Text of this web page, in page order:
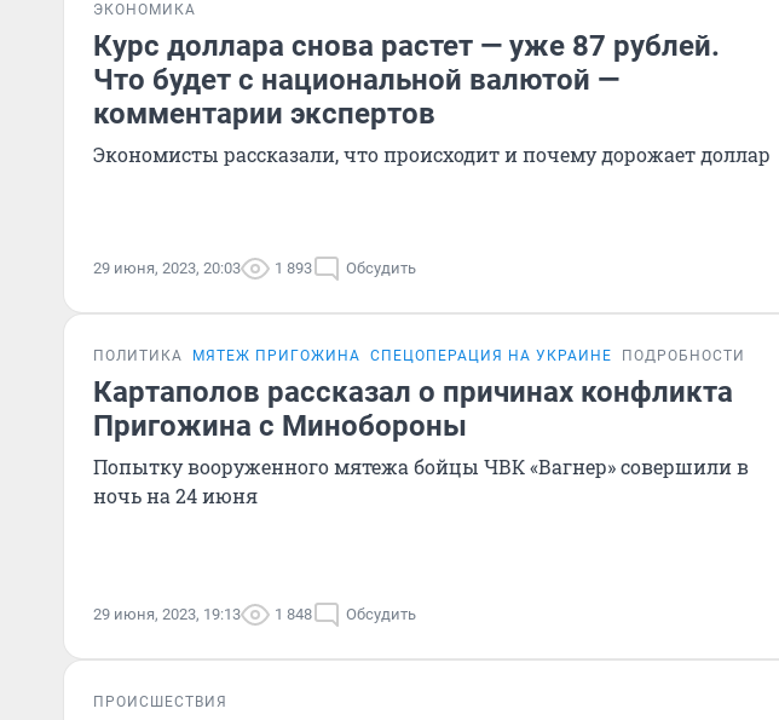
ЭКОНОМИКА
Курс доллара снова растет — уже 87 рублей.
Что будет с национальной валютой —
комментарии экспертов
Экономисты рассказали, что происходит и почему дорожает доллар
29 июня, 2023, 20:03 1 893 Обсудить
ПОЛИТИКА МЯТЕЖ ПРИГОЖИНА СПЕЦОПЕРАЦИЯ НА УКРАИНЕ ПОДРОБНОСТИ
Картаполов рассказал о причинах конфликта
Пригожина с Минобороны
Попытку вооруженного мятежа бойцы ЧВК «Вагнер» совершили в
ночь на 24 июня
29 июня, 2023, 19:13 1 848 Обсудить
ПРОИСШЕСТВИЯ